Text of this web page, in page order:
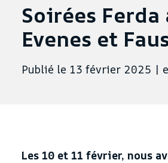
Soirées Ferda
Evenes et
Publié le 13 février 2025 |
Les 10 et 11 février, nous